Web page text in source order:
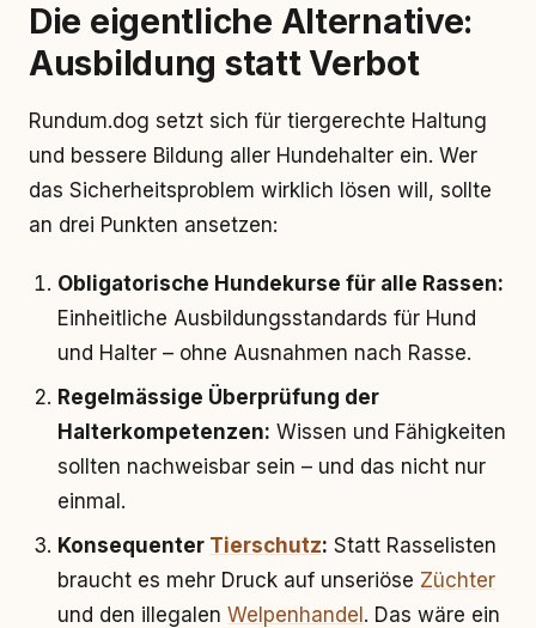
Die eigentliche Alternative:
Ausbildung statt Verbot
Rundum.dog setzt sich für tiergerechte Haltung
und bessere Bildung aller Hundehalter ein. Wer
das Sicherheitsproblem wirklich lösen will, sollte
an drei Punkten ansetzen:
Obligatorische Hundekurse für alle Rassen:
Einheitliche Ausbildungsstandards für Hund
und Halter – ohne Ausnahmen nach Rasse.
Regelmässige Überprüfung der
Halterkompetenzen: Wissen und Fähigkeiten
sollten nachweisbar sein – und das nicht nur
einmal.
Konsequenter Tierschutz: Statt Rasselisten
braucht es mehr Druck auf unseriöse Züchter
und den illegalen Welpenhandel . Das wäre ein